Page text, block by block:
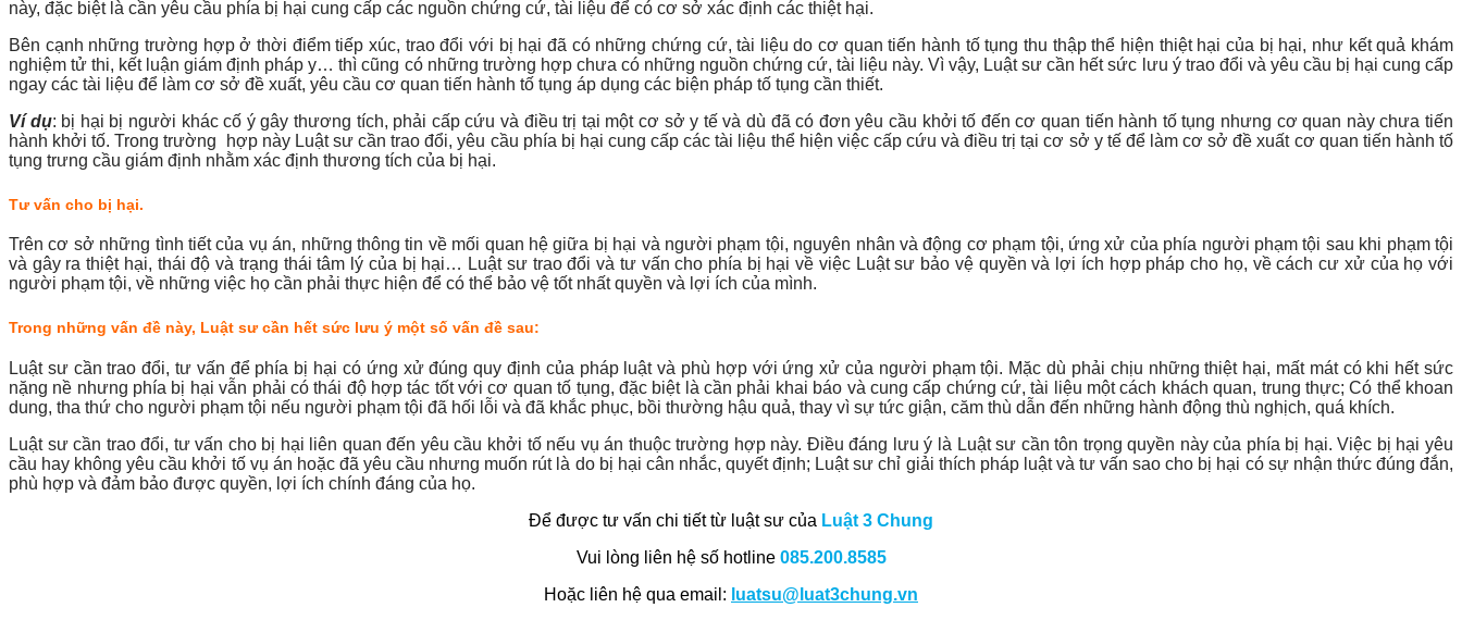
này, đặc biệt là cần yêu cầu phía bị hại cung cấp các nguồn chứng cứ, tài liệu để có cơ sở xác định các thiệt hại.
Bên cạnh những trường hợp ở thời điểm tiếp xúc, trao đổi với bị hại đã có những chứng cứ, tài liệu do cơ quan tiến hành tố tụng thu thập thể hiện thiệt hại của bị hại, như kết quả khám
nghiệm tử thi, kết luận giám định pháp y… thì cũng có những trường hợp chưa có những nguồn chứng cứ, tài liệu này. Vì vậy, Luật sư cần hết sức lưu ý trao đổi và yêu cầu bị hại cung cấp
ngay các tài liệu để làm cơ sở đề xuất, yêu cầu cơ quan tiến hành tố tụng áp dụng các biện pháp tố tụng cần thiết.
Ví dụ: bị hại bị người khác cố ý gây thương tích, phải cấp cứu và điều trị tại một cơ sở y tế và dù đã có đơn yêu cầu khởi tố đến cơ quan tiến hành tố tụng nhưng cơ quan này chưa tiến
hành khởi tố. Trong trường hợp này Luật sư cần trao đổi, yêu cầu phía bị hại cung cấp các tài liệu thể hiện việc cấp cứu và điều trị tại cơ sở y tế để làm cơ sở đề xuất cơ quan tiến hành tố
tụng trưng cầu giám định nhằm xác định thương tích của bị hại.
Tư vấn cho bị hại.
Trên cơ sở những tình tiết của vụ án, những thông tin về mối quan hệ giữa bị hại và người phạm tội, nguyên nhân và động cơ phạm tội, ứng xử của phía người phạm tội sau khi phạm tội
và gây ra thiệt hại, thái độ và trạng thái tâm lý của bị hại… Luật sư trao đổi và tư vấn cho phía bị hại về việc Luật sư bảo vệ quyền và lợi ích hợp pháp cho họ, về cách cư xử của họ với
người phạm tội, về những việc họ cần phải thực hiện để có thể bảo vệ tốt nhất quyền và lợi ích của mình.
Trong những vấn đề này, Luật sư cần hết sức lưu ý một số vấn đề sau:
Luật sư cần trao đổi, tư vấn để phía bị hại có ứng xử đúng quy định của pháp luật và phù hợp với ứng xử của người phạm tội. Mặc dù phải chịu những thiệt hại, mất mát có khi hết sức
nặng nề nhưng phía bị hại vẫn phải có thái độ hợp tác tốt với cơ quan tố tụng, đặc biệt là cần phải khai báo và cung cấp chứng cứ, tài liệu một cách khách quan, trung thực; Có thể khoan
dung, tha thứ cho người phạm tội nếu người phạm tội đã hối lỗi và đã khắc phục, bồi thường hậu quả, thay vì sự tức giận, căm thù dẫn đến những hành động thù nghịch, quá khích.
Luật sư cần trao đổi, tư vấn cho bị hại liên quan đến yêu cầu khởi tố nếu vụ án thuộc trường hợp này. Điều đáng lưu ý là Luật sư cần tôn trọng quyền này của phía bị hại. Việc bị hại yêu
cầu hay không yêu cầu khởi tố vụ án hoặc đã yêu cầu nhưng muốn rút là do bị hại cân nhắc, quyết định; Luật sư chỉ giải thích pháp luật và tư vấn sao cho bị hại có sự nhận thức đúng đắn,
phù hợp và đảm bảo được quyền, lợi ích chính đáng của họ.
Để được tư vấn chi tiết từ luật sư của Luật 3 Chung
Vui lòng liên hệ số hotline 085.200.8585
Hoặc liên hệ qua email: luatsu@luat3chung.vn